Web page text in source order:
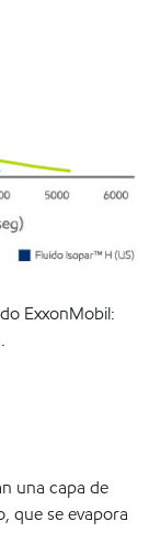
ExxonMobil:
una capa de
que se evapora